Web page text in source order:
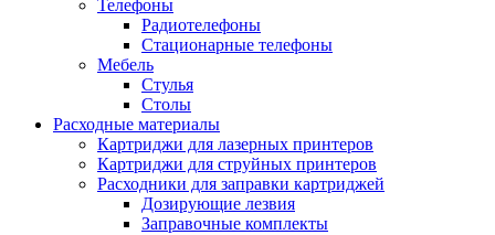
Телефоны
Радиотелефоны
Стационарные телефоны
Мебель
Стулья
Столы
Расходные материалы
Картриджи для лазерных принтеров
Картриджи для струйных принтеров
Расходники для заправки картриджей
Дозирующие лезвия
Заправочные комплекты